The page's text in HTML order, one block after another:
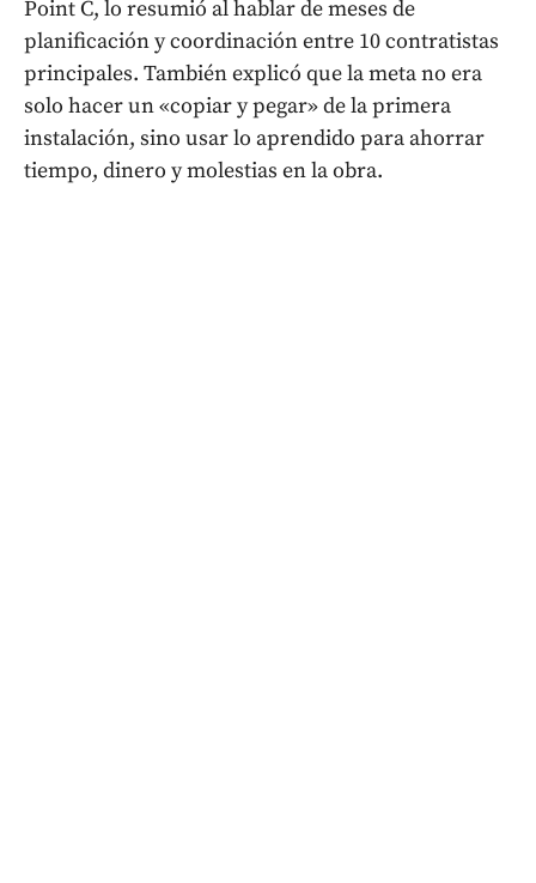
Point C, lo resumió al hablar de meses de
planificación y coordinación entre 10 contratistas
principales. También explicó que la meta no era
solo hacer un «copiar y pegar» de la primera
instalación, sino usar lo aprendido para ahorrar
tiempo, dinero y molestias en la obra.